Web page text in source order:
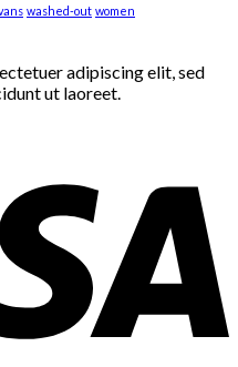
washed-out women
adipiscing elit, sed
ut laoreet.